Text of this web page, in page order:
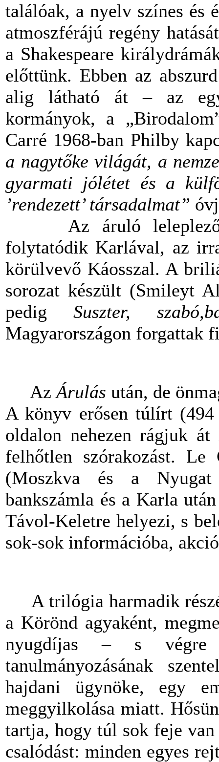
találóak, a nyelv színes és
atmoszférájú regény
a Shakespeare
előttünk. Ebben az
alig látható át – az
kormányok, a
Carré 1968-ban Philby
a nagytőke világát, a
gyarmati jólétet és a
’rendezett’ társadalmat”
Az áruló
folytatódik Karlával, az
körülvevő Káosszal. A
sorozat készült (Smileyt
pedigSuszter,
Magyarországon forgattak
AzÁrulás után, de
A könyv erősen túlírt
oldalon nehezen rágjuk
felhőtlen szórakozást.
(Moszkva és a
bankszámla és a Karla
Távol-Keletre helyezi, s
sok-sok információba,
A trilógia harmadik
a Körönd agyaként,
nyugdíjas – s végre
tanulmányozásának
hajdani ügynöke, egy
meggyilkolása miatt.
tartja, hogy túl sok feje
csalódást: minden egyes